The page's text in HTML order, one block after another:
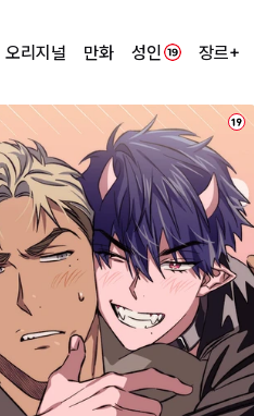
오리지널 만화 성인 장르+